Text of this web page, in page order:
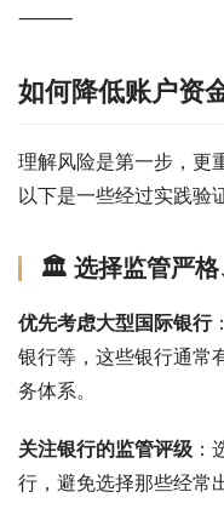
⸻
如何降低账户资
理解风险是第一步，更
以下是一些经过实践验
🏛️ 选择监管严格
优先考虑大型国际银行
银行等，这些银行通常
务体系。
关注银行的监管评级 ：
行，避免选择那些经常